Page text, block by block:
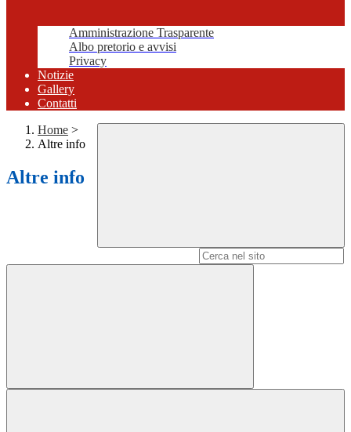
Amministrazione Trasparente
Albo pretorio e avvisi
Privacy
Notizie
Gallery
Contatti
Home >
Altre info
Altre info